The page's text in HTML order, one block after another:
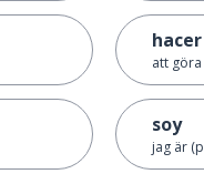
hacer
att göra
soy
jag är